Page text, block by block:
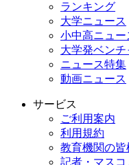
ランキング
大学ニュース
小中高ニュー
大学発ベンチ
ニュース特集
動画ニュース
サービス
ご利用案内
利用規約
教育機関の皆
記者・マス